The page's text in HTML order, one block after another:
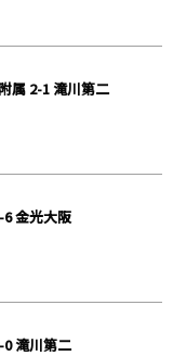
属 2-1 滝川第二
6 金光大阪
0 滝川第二